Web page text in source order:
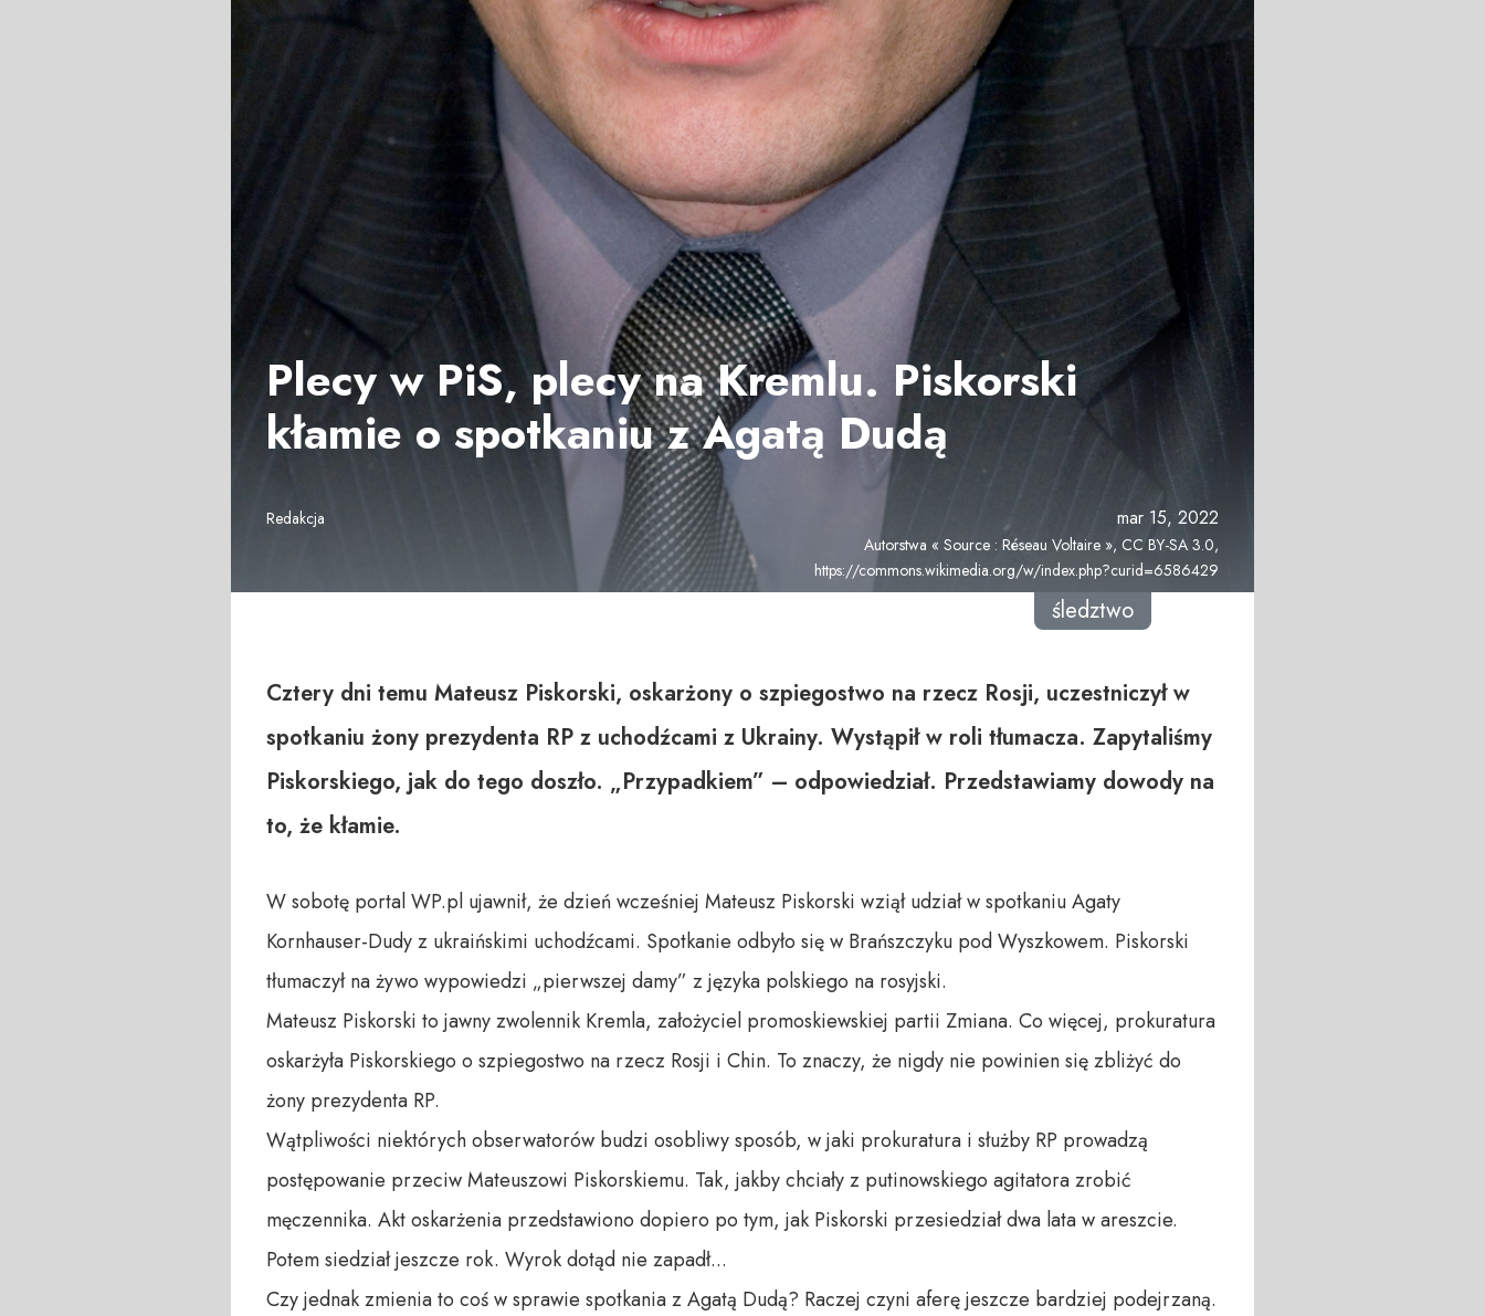
Plecy w PiS, plecy na Kremlu. Piskorski
kłamie o spotkaniu z Agatą Dudą
Redakcja mar 15, 2022
Autorstwa « Source : Réseau Voltaire », CC BY-SA 3.0,
https://commons.wikimedia.org/w/index.php?curid=6586429
śledztwo
Cztery dni temu Mateusz Piskorski, oskarżony o szpiegostwo na rzecz Rosji, uczestniczył w
spotkaniu żony prezydenta RP z uchodźcami z Ukrainy. Wystąpił w roli tłumacza. Zapytaliśmy
Piskorskiego, jak do tego doszło. „Przypadkiem” – odpowiedział. Przedstawiamy dowody na
to, że kłamie.
W sobotę portal WP.pl ujawnił, że dzień wcześniej Mateusz Piskorski wziął udział w spotkaniu Agaty
Kornhauser-Dudy z ukraińskimi uchodźcami. Spotkanie odbyło się w Brańszczyku pod Wyszkowem. Piskorski
tłumaczył na żywo wypowiedzi „pierwszej damy” z języka polskiego na rosyjski.
Mateusz Piskorski to jawny zwolennik Kremla, założyciel promoskiewskiej partii Zmiana. Co więcej, prokuratura
oskarżyła Piskorskiego o szpiegostwo na rzecz Rosji i Chin. To znaczy, że nigdy nie powinien się zbliżyć do
żony prezydenta RP.
Wątpliwości niektórych obserwatorów budzi osobliwy sposób, w jaki prokuratura i służby RP prowadzą
postępowanie przeciw Mateuszowi Piskorskiemu. Tak, jakby chciały z putinowskiego agitatora zrobić
męczennika. Akt oskarżenia przedstawiono dopiero po tym, jak Piskorski przesiedział dwa lata w areszcie.
Potem siedział jeszcze rok. Wyrok dotąd nie zapadł...
Czy jednak zmienia to coś w sprawie spotkania z Agatą Dudą? Raczej czyni aferę jeszcze bardziej podejrzaną.